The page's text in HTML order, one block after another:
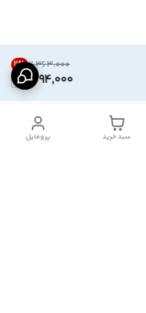
۲٬۳۶۳٬۰۰۰ 2%
2,294,000
پروفایل سبد خرید